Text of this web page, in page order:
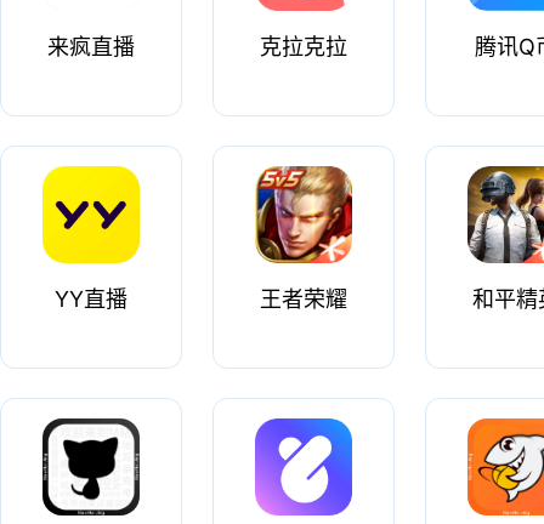
来疯直播 克拉克拉 腾讯Q
YY直播 王者荣耀 和平精